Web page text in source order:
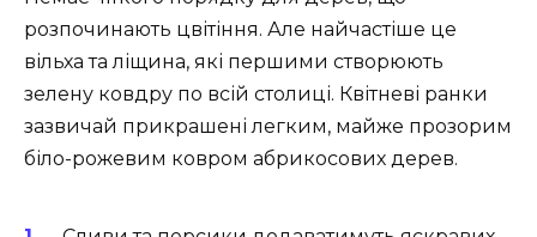
розпочинають цвітіння. Але найчастіше це
вільха та ліщина, які першими створюють
зелену ковдру по всій столиці. Квітневі ранки
зазвичай прикрашені легким, майже прозорим
біло-рожевим ковром абрикосових дерев.